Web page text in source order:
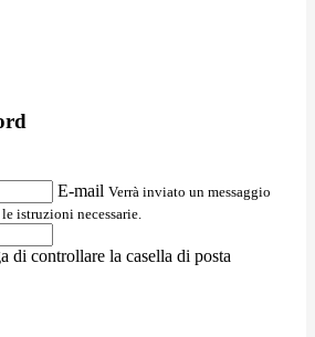
E-mail Verrà inviato un messaggio
istruzioni necessarie.
di controllare la casella di posta